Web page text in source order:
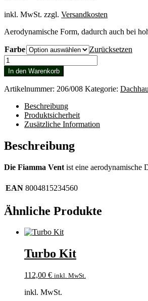
inkl. MwSt. zzgl. Versandkosten
Aerodynamische Form, dadurch auch bei
Farbe
Zurücksetzen
Dachhaube
Vent
40
Menge
In den Warenkorb
Artikelnummer: 206/008 Kategorie:
Beschreibung
Produktsicherheit
Zusätzliche Information
Beschreibung
Die Fiamma Vent ist eine aerodynamische
EAN 8004815234560
Ähnliche Produkte
Turbo Kit
112,00 € inkl. MwSt.
inkl. MwSt.